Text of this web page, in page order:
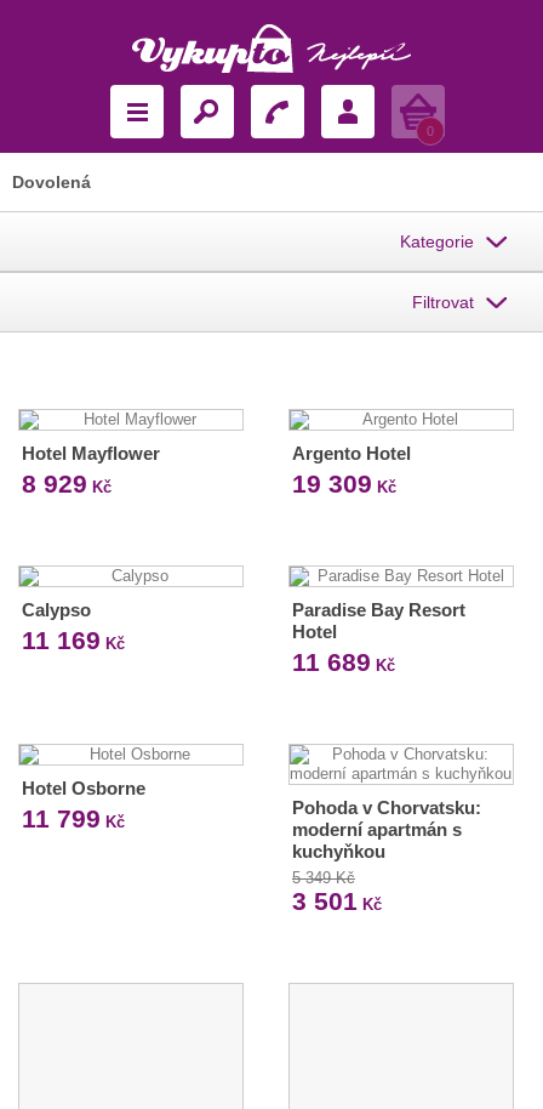
Košík
0
Dovolená
Kategorie
Filtrovat
Hotel Mayflower
8 929 Kč
Argento Hotel
19 309 Kč
Calypso
11 169 Kč
Paradise Bay Resort
Hotel
11 689 Kč
Hotel Osborne
11 799 Kč
Pohoda v Chorvatsku:
moderní apartmán s
kuchyňkou
5 349 Kč
3 501 Kč